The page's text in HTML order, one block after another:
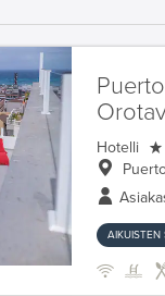
Hotelli
AIKUISTEN